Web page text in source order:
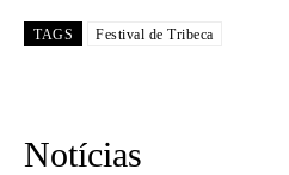
TAGS Festival de Tribeca
Notícias